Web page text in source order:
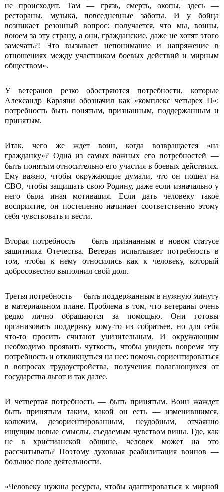
не происходит. Там — грязь, смерть, окопы, здесь —
рестораны, музыка, повседневные заботы. И у бойца
возникает резонный вопрос: получается, что мы, воины,
воюем за эту страну, а они, гражданские, даже не хотят этого
замечать?! Это вызывает непонимание и напряжение в
отношениях между участником боевых действий и мирным
обществом».
У ветеранов резко обостряются потребности, которые
Александр Караяни обозначил как «комплекс четырех П»:
потребность быть понятым, признанным, поддержанным и
принятым.
Итак, чего же ждет воин, когда возвращается «на
гражданку»? Одна из самых важных его потребностей —
быть понятым относительно его участия в боевых действиях.
Ему важно, чтобы окружающие думали, что он пошел на
СВО, чтобы защищать свою Родину, даже если изначально у
него была иная мотивация. Если дать человеку такое
восприятие, он постепенно начинает соответственно этому
себя чувствовать и вести.
Вторая потребность — быть признанным в новом статусе
защитника Отечества. Ветеран испытывает потребность в
том, чтобы к нему относились как к человеку, который
добросовестно выполнил свой долг.
Третья потребность — быть поддержанным в нужную минуту
в материальном плане. Проблема в том, что ветераны очень
редко лично обращаются за помощью. Они готовы
организовать поддержку кому-то из собратьев, но для себя
что-то просить считают унизительным. И окружающим
необходимо проявить чуткость, чтобы увидеть вовремя эту
потребность и откликнуться на нее: помочь сориентироваться
в вопросах трудоустройства, получения полагающихся от
государства льгот и так далее.
И четвертая потребность — быть принятым. Воин жаждет
быть принятым таким, какой он есть — изменившимся,
колючим, дезориентированным, неудобным, отчаянно
ищущим новые смыслы, съедаемым чувством вины. Где, как
не в хрис­тианской общине, человек может на это
рассчитывать? Поэтому духовная реабилитация воинов —
большое поле деятельности.
«Человеку нужны ресурсы, чтобы адаптироваться к мирной